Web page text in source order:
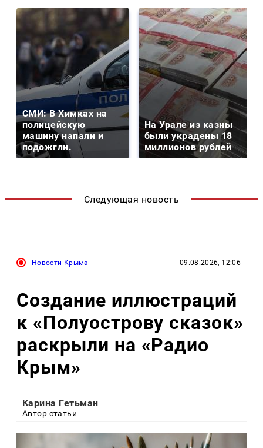
СМИ: В Химках на
полицейскую
машину напали и
подожгли.
На Урале из казны
были украдены 18
миллионов рублей
Следующая новость
Новости Крыма 09.08.2026, 12:06
Создание иллюстраций
к «Полуострову сказок»
раскрыли на «Радио
Крым»
Карина Гетьман
Автор статьи